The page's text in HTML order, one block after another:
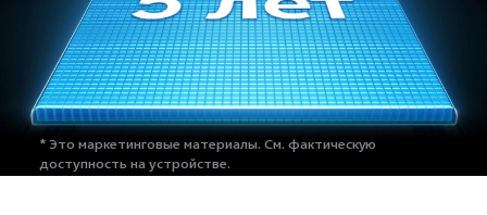
* Это маркетинговые материалы.См. фактическую
доступность на устройстве.